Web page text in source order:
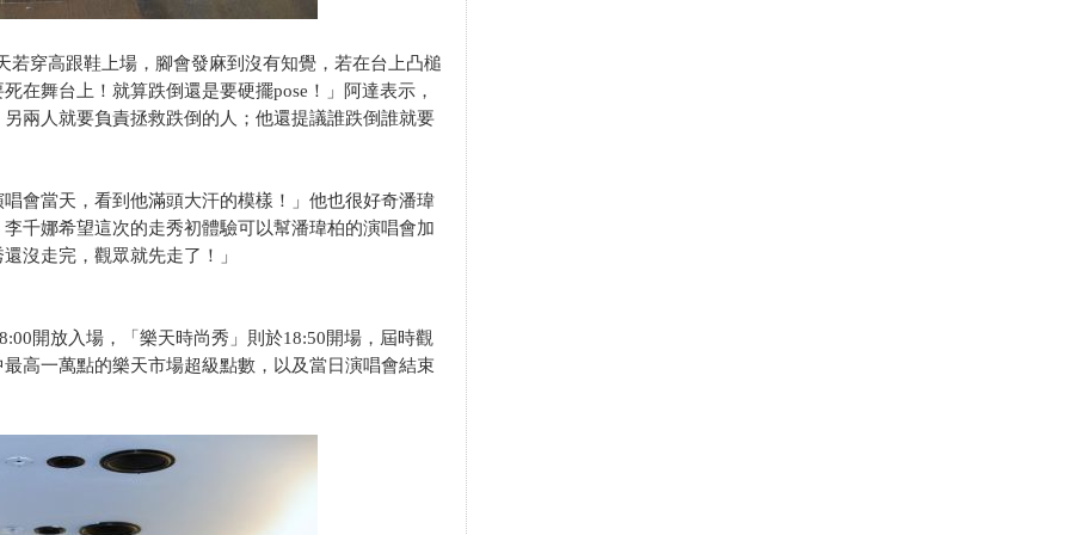
若穿高跟鞋上場，腳會發麻到沒有知覺，若在台上凸槌
在舞台上！就算跌倒還是要硬擺pose！」阿達表示，
兩人就要負責拯救跌倒的人；他還提議誰跌倒誰就要
會當天，看到他滿頭大汗的模樣！」他也很好奇潘瑋
千娜希望這次的走秀初體驗可以幫潘瑋柏的演唱會加
沒走完，觀眾就先走了！」
開放入場，「樂天時尚秀」則於18:50開場，屆時觀
高一萬點的樂天市場超級點數，以及當日演唱會結束